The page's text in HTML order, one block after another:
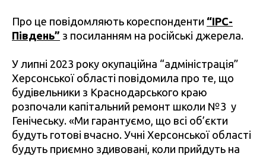
Про це повідомляють кореспонденти “IPC-
Південь” з посиланням на російські джерела.
У липні 2023 року окупаційна “адміністрація”
Херсонської області повідомила про те, що
будівельники з Краснодарського краю
розпочали капітальний ремонт школи №3 у
Генічеську. «Ми гарантуємо, що всі об’єкти
будуть готові вчасно. Учні Херсонської області
будуть приємно здивовані, коли прийдуть на